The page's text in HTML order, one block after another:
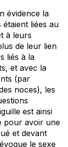
évidence la
étaient liées au
à leurs
de leur lien
liés à la
et avec la
(par
noces), les
est ainsi
pour avoir une
et devant
le sexe